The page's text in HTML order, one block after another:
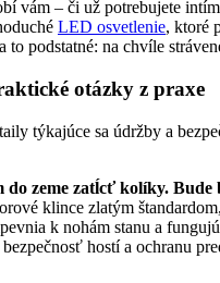
vám – či už potrebujete
LED osvetlenie, ktoré
to podstatné: na chvíle
otázky z praxe
týkajúce sa údržby a
do zeme zatĺcť kolíky. Bude
klince zlatým
k nohám stanu a
hostí a ochranu